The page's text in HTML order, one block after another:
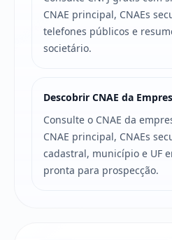
CNAE principal, CNAEs
telefones públicos e
societário.
Descobrir CNAE da
Consulte o CNAE da
CNAE principal, CNAEs
cadastral, município e UF
pronta para prospecção.